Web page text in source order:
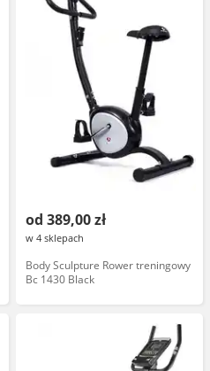
od 389,00 zł
w 4 sklepach
Body Sculpture Rower treningowy
Bc 1430 Black